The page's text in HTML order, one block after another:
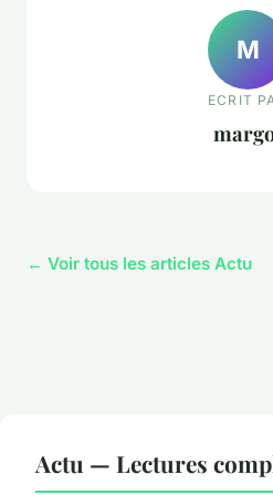
M
ECRIT
← Voir tous les articles Actu
Actu — Lectures